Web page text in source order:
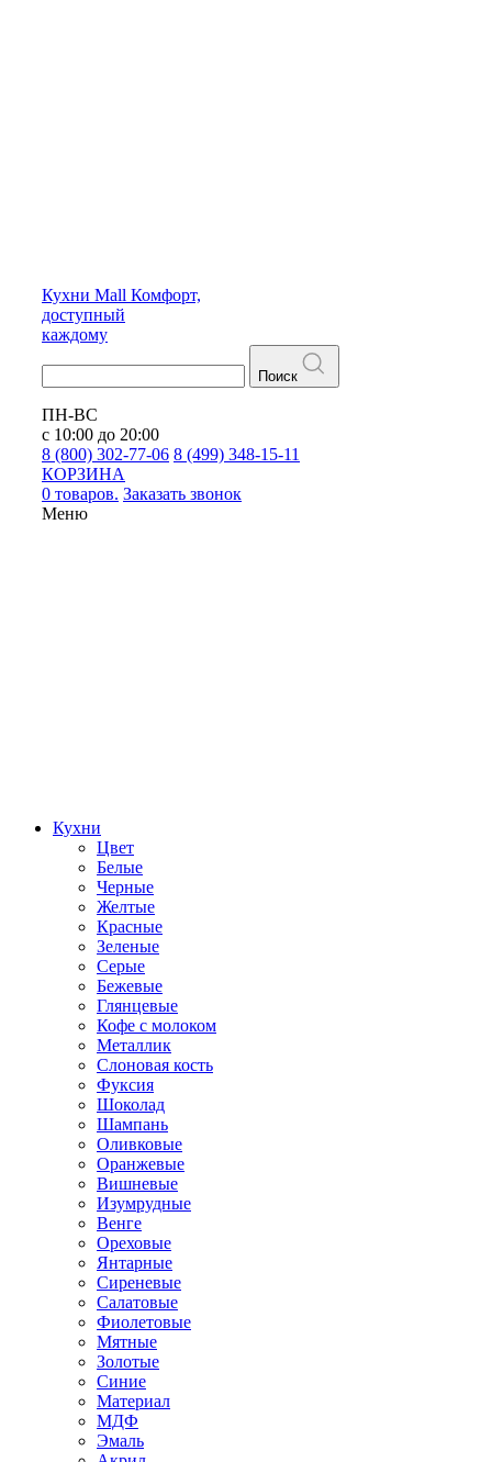
Кухни Mall Комфорт,
доступный
каждому
Поиск
ПН-ВС
с 10:00 до 20:00
8 (800) 302-77-06 8 (499) 348-15-11
КОРЗИНА
0 товаров. Заказать звонок
Меню
Кухни
Цвет
Белые
Черные
Желтые
Красные
Зеленые
Серые
Бежевые
Глянцевые
Кофе с молоком
Металлик
Слоновая кость
Фуксия
Шоколад
Шампань
Оливковые
Оранжевые
Вишневые
Изумрудные
Венге
Ореховые
Янтарные
Сиреневые
Салатовые
Фиолетовые
Мятные
Золотые
Синие
Материал
МДФ
Эмаль